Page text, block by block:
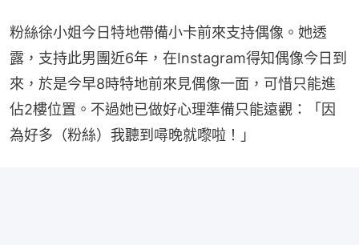
粉絲徐小姐今日特地帶備小卡前來支持偶像。她透
露，支持此男團近6年，在Instagram得知偶像今日到
來，於是今早8時特地前來見偶像一面，可惜只能進
佔2樓位置。不過她已做好心理準備只能遠觀：「因
為好多（粉絲）我聽到噚晚就嚟啦！」